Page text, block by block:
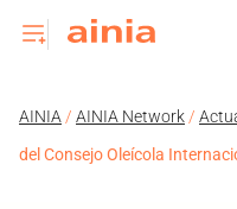
AINIA / AINIA Network /
del Consejo Oleícola